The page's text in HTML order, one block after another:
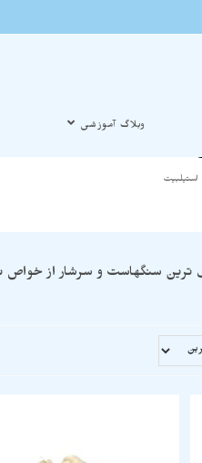
وبلاگ آموزشی
استیلبیت
ترین سنگهاست و سرشار از خواص